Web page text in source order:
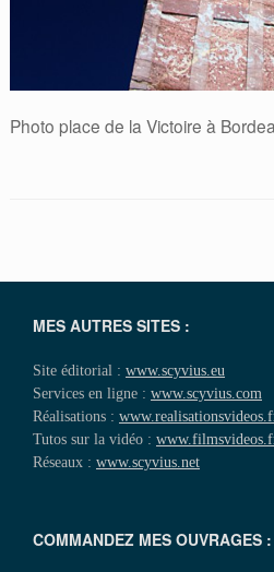
Photo place de la Victoire à
MES AUTRES SITES :
Site éditorial : www.scyvius.eu
Services en ligne : www.scyvius.com
Réalisations :
Tutos sur la vidéo :
Réseaux : www.scyvius.net
COMMANDEZ MES OUVRAGES :